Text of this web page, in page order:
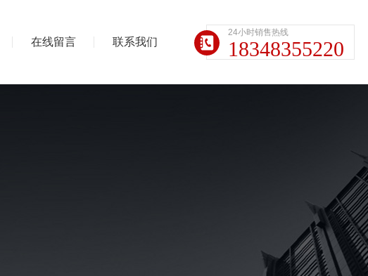
在线留言 联系我们
24小时销售热线
18348355220